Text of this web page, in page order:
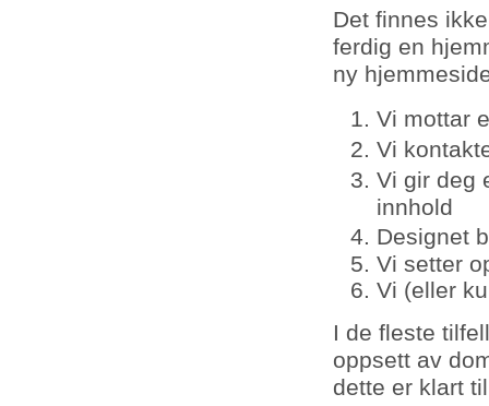
Det finnes
ferdig en
ny
Vi mottar
Vi
Vi gir deg
innhold
Designet
Vi setter
Vi (eller
I de fleste
oppsett av
dette er klart